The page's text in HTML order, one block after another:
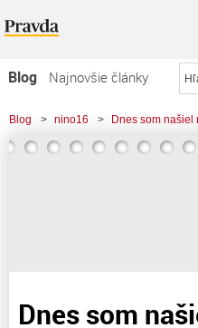
Blog
Najnovšie články
Najčítanejšie články
Najkomentovanejšie články
Blog > nino16 > Dnes som našiel
Dnes som